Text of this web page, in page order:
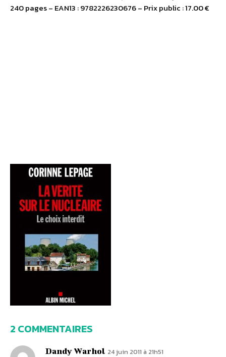
240 pages – EAN13 : 9782226230676 – Prix public : 17.00 €
2 COMMENTAIRES
Dandy Warhol 24 juin 2011 à 21h51